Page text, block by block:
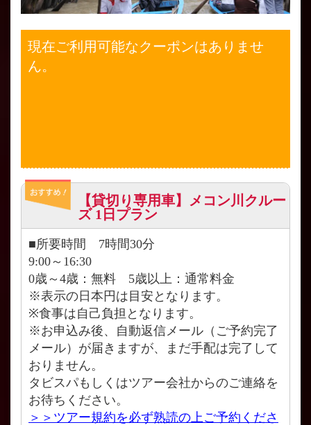
現在ご利用可能なクーポンはありませ
ん。
【貸切り専用車】メコン川クルー
ズ 1日プラン
■所要時間 7時間30分
9:00～16:30
0歳～4歳：無料 5歳以上：通常料金
※表示の日本円は目安となります。
※食事は自己負担となります。
※お申込み後、自動返信メール（ご予約完了
メール）が届きますが、まだ手配は完了して
おりません。
タビスパもしくはツアー会社からのご連絡を
お待ちください。
＞＞ツアー規約を必ず熟読の上ご予約くださ